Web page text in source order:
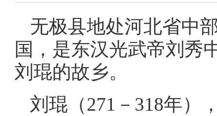
无极县地处河北省中
国，是东汉光武帝刘秀
刘琨的故乡。
刘琨（271－318年）